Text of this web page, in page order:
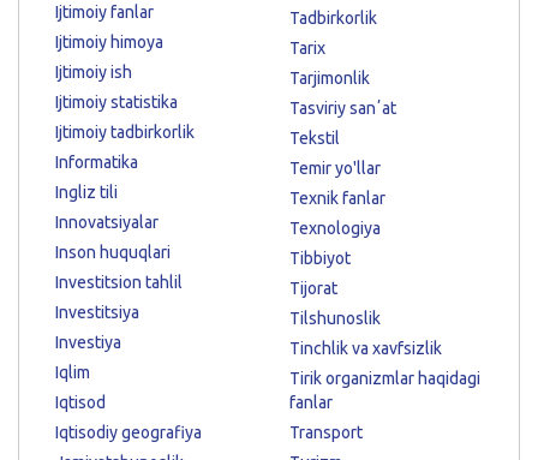
Ijtimoiy fanlar
Ijtimoiy himoya
Ijtimoiy ish
Ijtimoiy statistika
Ijtimoiy tadbirkorlik
Informatika
Ingliz tili
Innovatsiyalar
Inson huquqlari
Investitsion tahlil
Investitsiya
Investiya
Iqlim
Iqtisod
Iqtisodiy geografiya
Tadbirkorlik
Tarix
Tarjimonlik
Tasviriy sanʼat
Tekstil
Temir yo'llar
Texnik fanlar
Texnologiya
Tibbiyot
Tijorat
Tilshunoslik
Tinchlik va xavfsizlik
Tirik organizmlar haqidagi
fanlar
Transport